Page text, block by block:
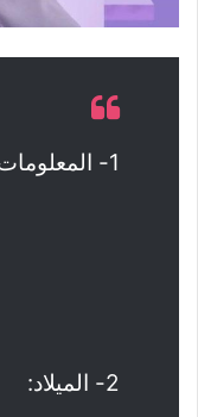
1- المعلومات الشخصية:
2- الميلاد: